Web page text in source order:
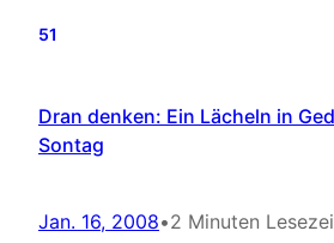
51
Dran denken: Ein Lächeln in
Sontag
Jan. 16, 2008•2 Minuten